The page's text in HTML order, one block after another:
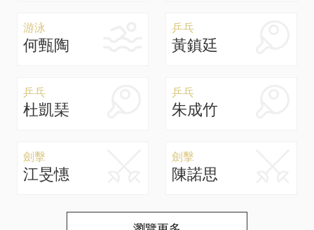
游泳
何甄陶
乒乓
黃鎮廷
乒乓
杜凱琹
乒乓
朱成竹
劍擊
江旻憓
劍擊
陳諾思